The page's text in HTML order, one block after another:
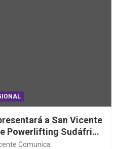
a San Vicente
Powerlifting Sudáfrica
Comunica